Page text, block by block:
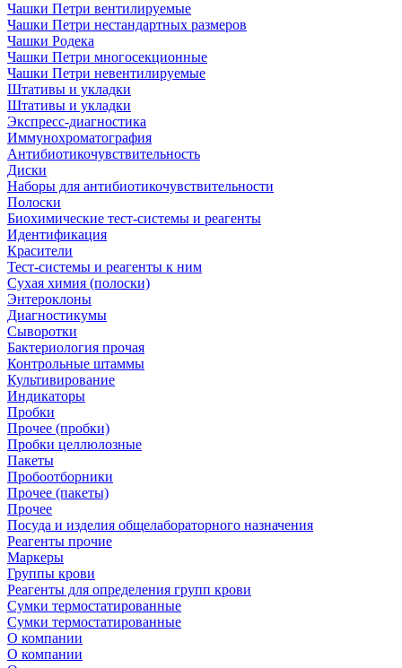
Чашки Петри вентилируемые
Чашки Петри нестандартных размеров
Чашки Родека
Чашки Петри многосекционные
Чашки Петри невентилируемые
Штативы и укладки
Штативы и укладки
Экспресс-диагностика
Иммунохроматография
Антибиотикочувствительность
Диски
Наборы для антибиотикочувствительности
Полоски
Биохимические тест-системы и реагенты
Идентификация
Красители
Тест-системы и реагенты к ним
Сухая химия (полоски)
Энтероклоны
Диагностикумы
Сыворотки
Бактериология прочая
Контрольные штаммы
Культивирование
Индикаторы
Пробки
Прочее (пробки)
Пробки целлюлозные
Пакеты
Пробоотборники
Прочее (пакеты)
Прочее
Посуда и изделия общелабораторного назначения
Реагенты прочие
Маркеры
Группы крови
Реагенты для определения групп крови
Сумки термостатированные
Сумки термостатированные
О компании
О компании